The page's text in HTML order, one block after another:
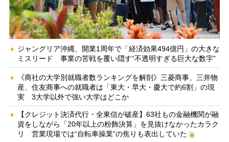
ジャングリア沖縄、開業1周年で「経済効果494億円」の大きな
ミスリード 事業の苦戦を覆い隠す“不透明すぎる巨大な数字”
《商社の大学別就職者数ランキングを解剖》三菱商事、三井物
産、住友商事への就職者は「東大・早大・慶大で約6割」の現
実 3大学以外で強い大学はどこか
【クレジット決済代行・全東信が破産】63社もの金融機関が融
資をしながら「20年以上の粉飾決算」を見抜けなかったカラク
リ 営業現場では“自転車操業”の焦りも表出していた